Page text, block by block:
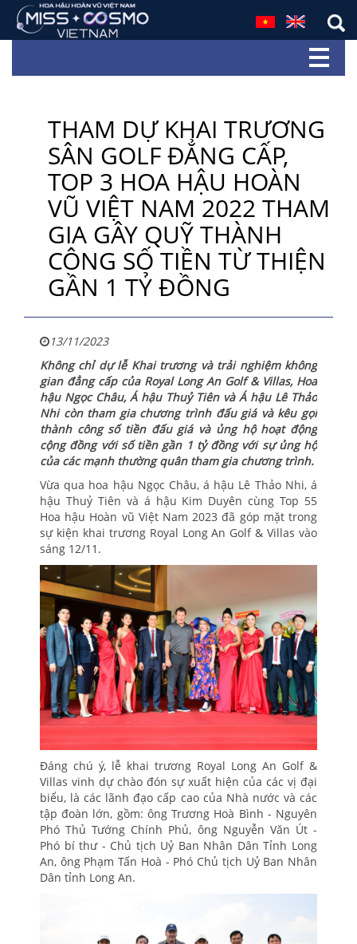
THAM DỰ KHAI TRƯƠNG
SÂN GOLF ĐẲNG CẤP,
TOP 3 HOA HẬU HOÀN
VŨ VIỆT NAM 2022 THAM
GIA GÂY QUỸ THÀNH
CÔNG SỐ TIỀN TỪ THIỆN
GẦN 1 TỶ ĐỒNG
13/11/2023
Không chỉ dự lễ Khai trương và trải nghiệm không
gian đẳng cấp của Royal Long An Golf & Villas, Hoa
hậu Ngọc Châu, Á hậu Thuỷ Tiên và Á hậu Lê Thảo
Nhi còn tham gia chương trình đấu giá và kêu gọi
thành công số tiền đấu giá và ủng hộ hoạt động
cộng đồng với số tiền gần 1 tỷ đồng với sự ủng hộ
của các mạnh thường quân tham gia chương trình.
Vừa qua hoa hậu Ngọc Châu, á hậu Lê Thảo Nhi, á
hậu Thuỷ Tiên và á hậu Kim Duyên cùng Top 55
Hoa hậu Hoàn vũ Việt Nam 2023 đã góp mặt trong
sự kiện khai trương Royal Long An Golf & Villas vào
sáng 12/11.
Đáng chú ý, lễ khai trương Royal Long An Golf &
Villas vinh dự chào đón sự xuất hiện của các vị đại
biểu, là các lãnh đạo cấp cao của Nhà nước và các
tập đoàn lớn, gồm: ông Trương Hoà Bình - Nguyên
Phó Thủ Tướng Chính Phủ, ông Nguyễn Văn Út -
Phó bí thư - Chủ tịch Uỷ Ban Nhân Dân Tỉnh Long
An, ông Phạm Tấn Hoà - Phó Chủ tịch Uỷ Ban Nhân
Dân tỉnh Long An.